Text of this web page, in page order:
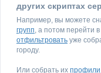
других скриптах
Например, вы можете
групп, а потом перейти
отфильтровать уже
городу.
Или собрать их профили